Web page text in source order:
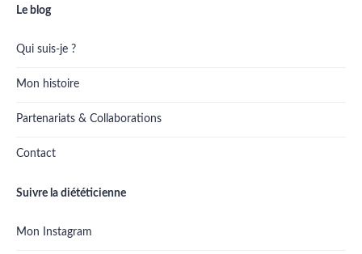
Le blog
Qui suis-je ?
Mon histoire
Partenariats & Collaborations
Contact
Suivre la diététicienne
Mon Instagram